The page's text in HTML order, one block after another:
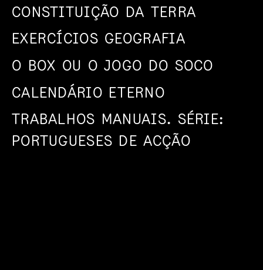
CONSTITUIÇÃO DA TERRA
EXERCÍCIOS GEOGRAFIA
O BOX OU O JOGO DO SOCO
CALENDÁRIO ETERNO
TRABALHOS MANUAIS. SÉRIE:
PORTUGUESES DE ACÇÃO